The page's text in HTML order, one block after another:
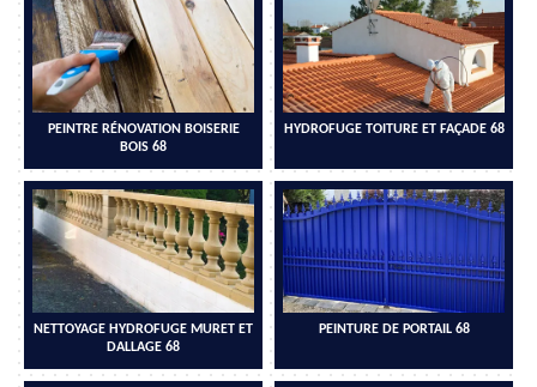
PEINTRE RÉNOVATION BOISERIE
BOIS 68
HYDROFUGE TOITURE ET FAÇADE 68
NETTOYAGE HYDROFUGE MURET ET
DALLAGE 68
PEINTURE DE PORTAIL 68